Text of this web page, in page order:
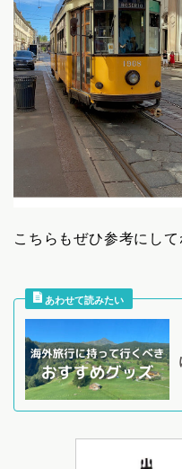
こちらもぜひ参考にして